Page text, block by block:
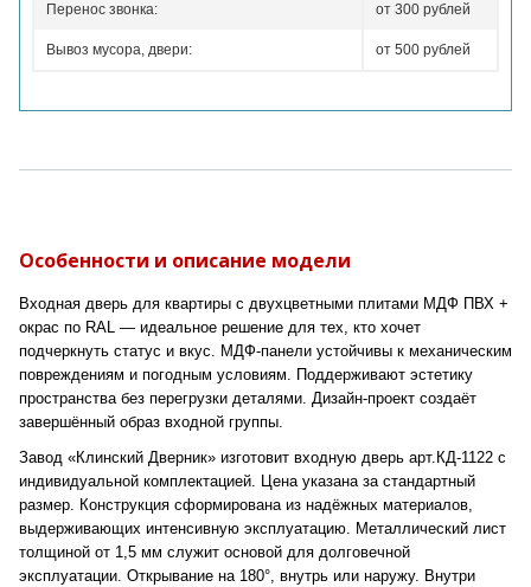
Перенос звонка: от 300 рублей
Вывоз мусора, двери: от 500 рублей
Особенности и описание модели
Входная дверь для квартиры с двухцветными плитами МДФ ПВХ +
окрас по RAL — идеальное решение для тех, кто хочет
подчеркнуть статус и вкус. МДФ-панели устойчивы к механическим
повреждениям и погодным условиям. Поддерживают эстетику
пространства без перегрузки деталями. Дизайн-проект создаёт
завершённый образ входной группы.
Завод «Клинский Дверник» изготовит входную дверь арт.КД-1122 с
индивидуальной комплектацией. Цена указана за стандартный
размер. Конструкция сформирована из надёжных материалов,
выдерживающих интенсивную эксплуатацию. Металлический лист
толщиной от 1,5 мм служит основой для долговечной
эксплуатации. Открывание на 180°, внутрь или наружу. Внутри